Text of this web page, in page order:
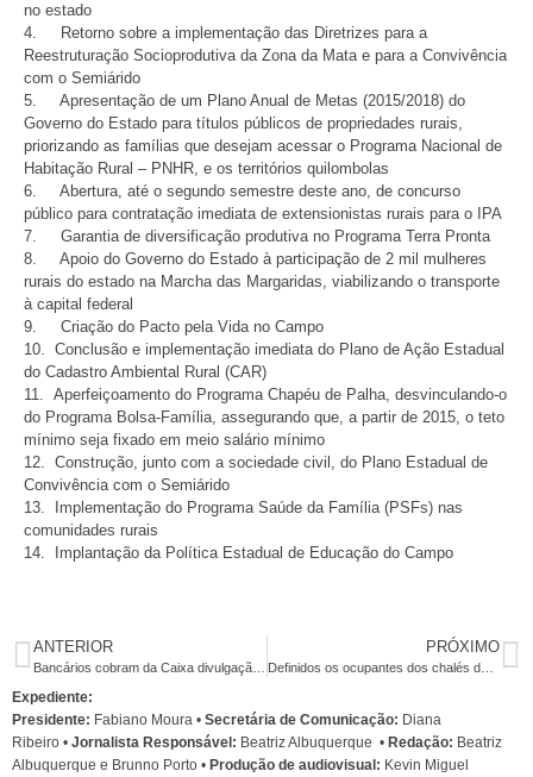
no estado
4. Retorno sobre a implementação das Diretrizes para a
Reestruturação Socioprodutiva da Zona da Mata e para a Convivência
com o Semiárido
5. Apresentação de um Plano Anual de Metas (2015/2018) do
Governo do Estado para títulos públicos de propriedades rurais,
priorizando as famílias que desejam acessar o Programa Nacional de
Habitação Rural – PNHR, e os territórios quilombolas
6. Abertura, até o segundo semestre deste ano, de concurso
público para contratação imediata de extensionistas rurais para o IPA
7. Garantia de diversificação produtiva no Programa Terra Pronta
8. Apoio do Governo do Estado à participação de 2 mil mulheres
rurais do estado na Marcha das Margaridas, viabilizando o transporte
à capital federal
9. Criação do Pacto pela Vida no Campo
10. Conclusão e implementação imediata do Plano de Ação Estadual
do Cadastro Ambiental Rural (CAR)
11. Aperfeiçoamento do Programa Chapéu de Palha, desvinculando-o
do Programa Bolsa-Família, assegurando que, a partir de 2015, o teto
mínimo seja fixado em meio salário mínimo
12. Construção, junto com a sociedade civil, do Plano Estadual de
Convivência com o Semiárido
13. Implementação do Programa Saúde da Família (PSFs) nas
comunidades rurais
14. Implantação da Política Estadual de Educação do Campo
ANTERIOR PRÓXIMO
Definidos os ocupantes dos chalés do Clube de Campo em junho
Expediente:
Presidente: Fabiano Moura • Secretária de Comunicação: Diana
Ribeiro • Jornalista Responsável: Beatriz Albuquerque • Redação: Beatriz
Albuquerque e Brunno Porto • Produção de audiovisual: Kevin Miguel